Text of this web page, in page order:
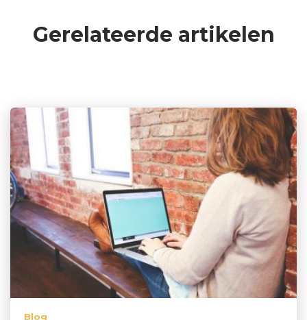
o
Gerelateerde artikelen
Blog